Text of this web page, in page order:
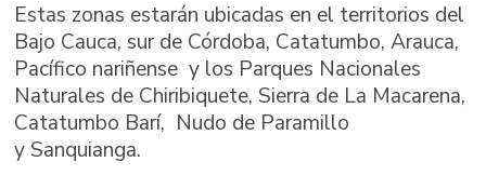
Estas zonas estarán ubicadas en el territorios del
Bajo Cauca, sur de Córdoba, Catatumbo, Arauca,
Pacífico nariñense y los Parques Nacionales
Naturales de Chiribiquete, Sierra de La Macarena,
Catatumbo Barí, Nudo de Paramillo
y Sanquianga.